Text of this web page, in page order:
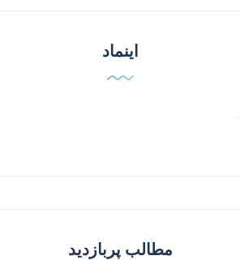
اینماد
مطالب پربازدید